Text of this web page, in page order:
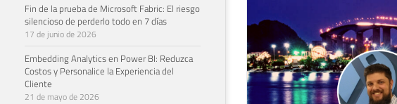
Fin de la prueba de Microsoft Fabric: El riesgo
silencioso de perderlo todo en 7 días
17 de junio de 2026
Embedding Analytics en Power BI: Reduzca
Costos y Personalice la Experiencia del
Cliente
21 de mayo de 2026